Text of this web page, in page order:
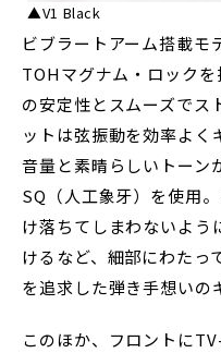
▲V1 Black
ビブラートアーム搭載モ
TOHマグナム・ロック
の安定性とスムーズでス
ットは弦振動を効率よ
音量と素晴らしいトー
SQ（人工象牙）を使用
け落ちてしまわないよう
けるなど、細部にわたっ
を追求した弾き手想いの
このほか、フロントに